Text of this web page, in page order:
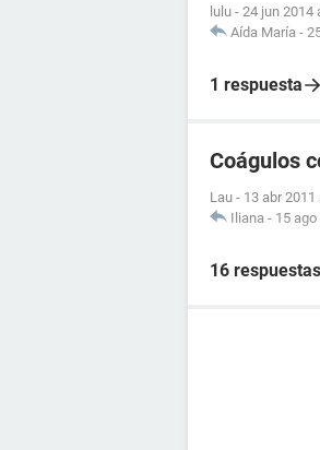
lulu - 24 jun 2014
Aída María -
1 respuesta
Coágulos
Lau - 13 abr
Iliana - 15 ago
16 respuestas